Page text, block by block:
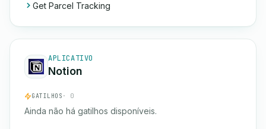
Get Parcel Tracking
APLICATIVO
Notion
GATILHOS · 0
Ainda não há gatilhos disponíveis.